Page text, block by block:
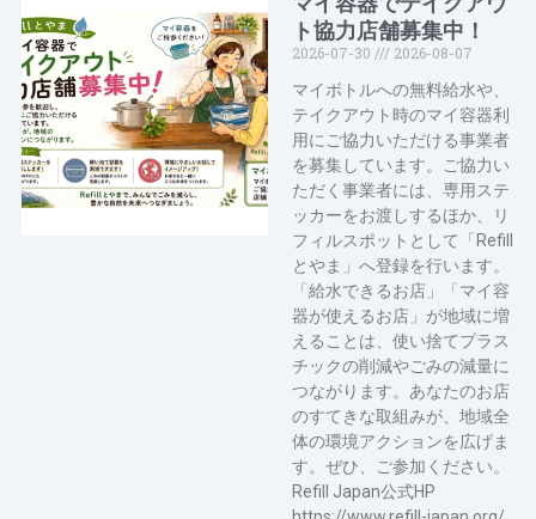
ト協力店舗募集中！
2026-07-30
2026-08-07
マイボトルへの無料給水や、
テイクアウト時のマイ容器利
用にご協力いただける事業者
を募集しています。ご協力い
ただく事業者には、専用ステ
ッカーをお渡しするほか、リ
フィルスポットとして「Refill
とやま」へ登録を行います。
「給水できるお店」「マイ容
器が使えるお店」が地域に増
えることは、使い捨てプラス
チックの削減やごみの減量に
つながります。あなたのお店
のすてきな取組みが、地域全
体の環境アクションを広げま
す。ぜひ、ご参加ください。
Refill Japan公式HP